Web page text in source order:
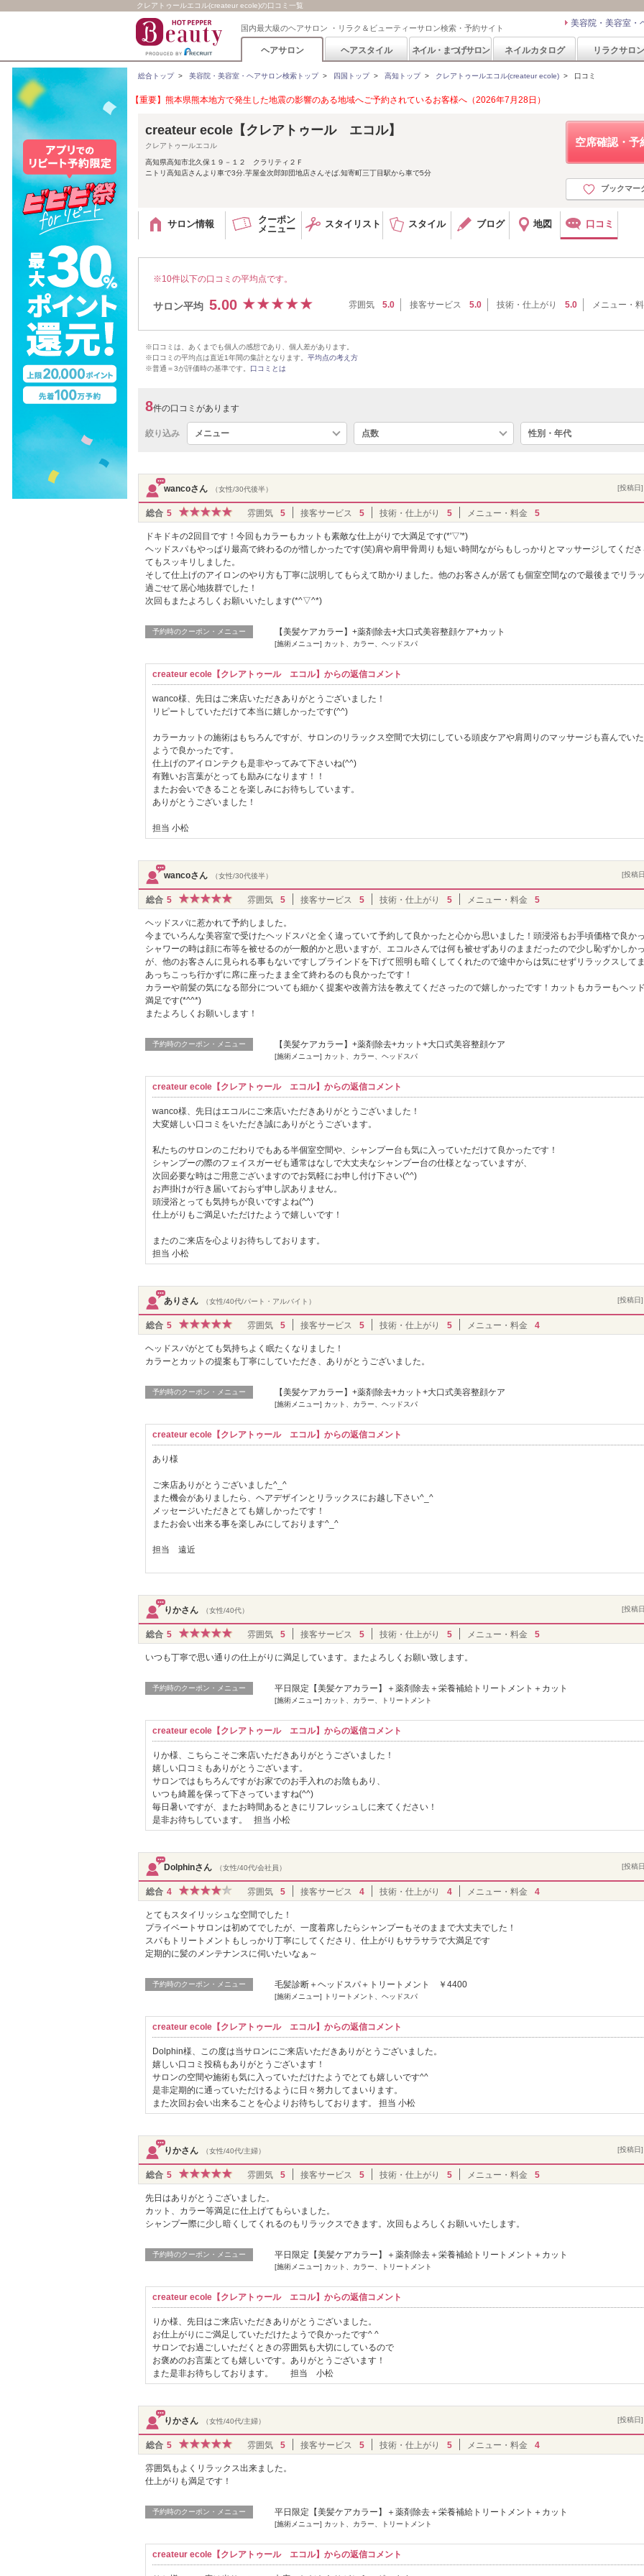
クレアトゥールエコル(createur ecole)の口コミ一覧
国内最大級のヘアサロン ・リラク＆ビューティーサロン検索・予約サイト 美容院・美容室・
ヘアサロン ヘアスタイル ネイル・まつげサロン ネイルカタログ リラクサロン
総合トップ> 美容院・美容室・ヘアサロン検索トップ> 四国トップ> 高知トップ> クレアトゥールエコル(createur ecole) > 口コミ
【重要】熊本県熊本地方で発生した地震の影響のある地域へご予約されているお客様へ（2026年7月28日）
空席確認・予
ブックマー
createur ecole【クレアトゥール エコル】
クレアトゥールエコル
高知県高知市北久保１９－１２ クラリティ２Ｆ
ニトリ高知店さんより車で3分.芋屋金次郎卸団地店さんそば.知寄町三丁目駅から車で5分
サロン情報
クーポン
メニュー
スタイリスト スタイル ブログ 地図 口コミ
※10件以下の口コミの平均点です。
サロン平均 5.00 雰囲気 5.0 接客サービス 5.0 技術・仕上がり 5.0 メニュー・
※口コミは、あくまでも個人の感想であり、個人差があります。
※口コミの平均点は直近1年間の集計となります。 平均点の考え方
※普通＝3が評価時の基準です。 口コミとは
8件の口コミがあります
絞り込み メニュー 点数 性別・年代
wancoさん （女性/30代後半） [投稿日
総合 5 雰囲気 5 接客サービス 5 技術・仕上がり 5 メニュー・料金 5
ドキドキの2回目です！今回もカラーもカットも素敵な仕上がりで大満足です(*'▽'*)
ヘッドスパもやっぱり最高で終わるのが惜しかったです(笑)肩や肩甲骨周りも短い時間ながらもしっかりとマッサージしてくださ
てもスッキリしました。
そして仕上げのアイロンのやり方も丁寧に説明してもらえて助かりました。他のお客さんが居ても個室空間なので最後までリラ
過ごせて居心地抜群でした！
次回もまたよろしくお願いいたします(*^▽^*)
予約時のクーポン・メニュー 【美髪ケアカラー】+薬剤除去+大口式美容整顔ケア+カット
[施術メニュー] カット、カラー、ヘッドスパ
createur ecole【クレアトゥール エコル】からの返信コメント
wanco様、先日はご来店いただきありがとうございました！
リピートしていただけて本当に嬉しかったです(^^)
カラーカットの施術はもちろんですが、サロンのリラックス空間で大切にしている頭皮ケアや肩周りのマッサージも喜んでい
ようで良かったです。
仕上げのアイロンテクも是非やってみて下さいね(^^)
有難いお言葉がとっても励みになります！！
またお会いできることを楽しみにお待ちしています。
ありがとうございました！
担当 小松
wancoさん （女性/30代後半） [投稿
総合 5 雰囲気 5 接客サービス 5 技術・仕上がり 5 メニュー・料金 5
ヘッドスパに惹かれて予約しました。
今までいろんな美容室で受けたヘッドスパと全く違っていて予約して良かったと心から思いました！頭浸浴もお手頃価格で良かっ
シャワーの時は顔に布等を被せるのが一般的かと思いますが、エコルさんでは何も被せずありのままだったので少し恥ずかしか
が、他のお客さんに見られる事もないですしブラインドを下げて照明も暗くしてくれたので途中からは気にせずリラックスしてま
あっちこっち行かずに席に座ったまま全て終わるのも良かったです！
カラーや前髪の気になる部分についても細かく提案や改善方法を教えてくださったので嬉しかったです！カットもカラーもヘッ
満足です(*^^*)
またよろしくお願いします！
予約時のクーポン・メニュー 【美髪ケアカラー】+薬剤除去+カット+大口式美容整顔ケア
[施術メニュー] カット、カラー、ヘッドスパ
createur ecole【クレアトゥール エコル】からの返信コメント
wanco様、先日はエコルにご来店いただきありがとうございました！
大変嬉しい口コミをいただき誠にありがとうございます。
私たちのサロンのこだわりでもある半個室空間や、シャンプー台も気に入っていただけて良かったです！
シャンプーの際のフェイスガーゼも通常はなしで大丈夫なシャンプー台の仕様となっていますが、
次回必要な時はご用意ございますのでお気軽にお申し付け下さい(^^)
お声掛けが行き届いておらず申し訳ありません。
頭浸浴とっても気持ちが良いですよね(^^)
仕上がりもご満足いただけたようで嬉しいです！
またのご来店を心よりお待ちしております。
担当 小松
ありさん （女性/40代/パート・アルバイト） [投稿日
総合 5 雰囲気 5 接客サービス 5 技術・仕上がり 5 メニュー・料金 4
ヘッドスパがとても気持ちよく眠たくなりました！
カラーとカットの提案も丁寧にしていただき、ありがとうございました。
予約時のクーポン・メニュー 【美髪ケアカラー】+薬剤除去+カット+大口式美容整顔ケア
[施術メニュー] カット、カラー、ヘッドスパ
createur ecole【クレアトゥール エコル】からの返信コメント
あり様
ご来店ありがとうございました^_^
また機会がありましたら、ヘアデザインとリラックスにお越し下さい^_^
メッセージいただきとても嬉しかったです！
またお会い出来る事を楽しみにしております^_^
担当 遠近
りかさん （女性/40代） [投稿
総合 5 雰囲気 5 接客サービス 5 技術・仕上がり 5 メニュー・料金 5
いつも丁寧で思い通りの仕上がりに満足しています。またよろしくお願い致します。
予約時のクーポン・メニュー 平日限定【美髪ケアカラー】＋薬剤除去＋栄養補給トリートメント＋カット
[施術メニュー] カット、カラー、トリートメント
createur ecole【クレアトゥール エコル】からの返信コメント
りか様、こちらこそご来店いただきありがとうございました！
嬉しい口コミもありがとうございます。
サロンではもちろんですがお家でのお手入れのお陰もあり、
いつも綺麗を保って下さっていますね(^^)
毎日暑いですが、またお時間あるときにリフレッシュしに来てください！
是非お待ちしています。 担当 小松
Dolphinさん （女性/40代/会社員） [投稿
総合 4 雰囲気 5 接客サービス 4 技術・仕上がり 4 メニュー・料金 4
とてもスタイリッシュな空間でした！
プライベートサロンは初めてでしたが、一度着席したらシャンプーもそのままで大丈夫でした！
スパもトリートメントもしっかり丁寧にしてくださり、仕上がりもサラサラで大満足です
定期的に髪のメンテナンスに伺いたいなぁ～
予約時のクーポン・メニュー 毛髪診断＋ヘッドスパ＋トリートメント ￥4400
[施術メニュー] トリートメント、ヘッドスパ
createur ecole【クレアトゥール エコル】からの返信コメント
Dolphin様、この度は当サロンにご来店いただきありがとうございました。
嬉しい口コミ投稿もありがとうございます！
サロンの空間や施術も気に入っていただけたようでとても嬉しいです^^
是非定期的に通っていただけるように日々努力してまいります。
また次回お会い出来ることを心よりお待ちしております。 担当 小松
りかさん （女性/40代/主婦） [投稿日
総合 5 雰囲気 5 接客サービス 5 技術・仕上がり 5 メニュー・料金 5
先日はありがとうございました。
カット、カラー等満足に仕上げてもらいました。
シャンプー際に少し暗くしてくれるのもリラックスできます。次回もよろしくお願いいたします。
予約時のクーポン・メニュー 平日限定【美髪ケアカラー】＋薬剤除去＋栄養補給トリートメント＋カット
[施術メニュー] カット、カラー、トリートメント
createur ecole【クレアトゥール エコル】からの返信コメント
りか様、先日はご来店いただきありがとうございました。
お仕上がりにご満足していただけたようで良かったです^ ^
サロンでお過ごしいただくときの雰囲気も大切にしているので
お褒めのお言葉とても嬉しいです。ありがとうございます！
また是非お待ちしております。 担当 小松
りかさん （女性/40代/主婦） [投稿日
総合 5 雰囲気 5 接客サービス 5 技術・仕上がり 5 メニュー・料金 4
雰囲気もよくリラックス出来ました。
仕上がりも満足です！
予約時のクーポン・メニュー 平日限定【美髪ケアカラー】＋薬剤除去＋栄養補給トリートメント＋カット
[施術メニュー] カット、カラー、トリートメント
createur ecole【クレアトゥール エコル】からの返信コメント